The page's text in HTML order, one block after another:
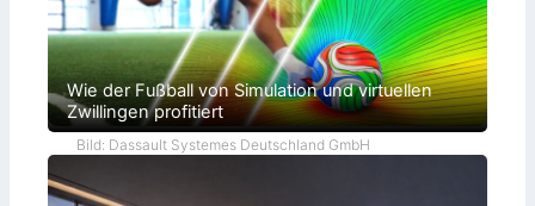
Wie der Fußball von Simulation und virtuellen
Zwillingen profitiert
Bild: Dassault Systemes Deutschland GmbH